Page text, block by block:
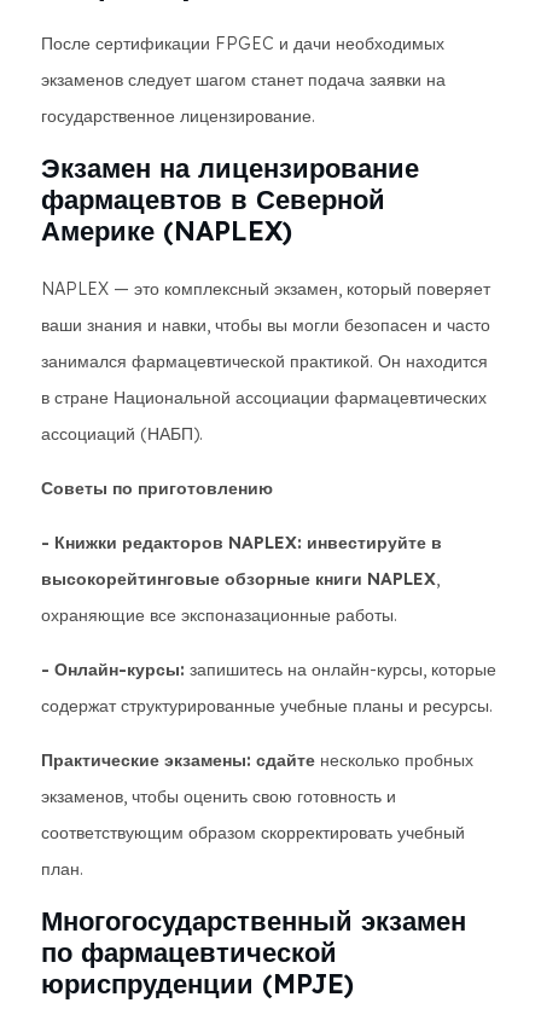
После сертификации FPGEC и дачи необходимых
экзаменов следует шагом станет подача заявки на
государственное лицензирование.
Экзамен на лицензирование
фармацевтов в Северной
Америке (NAPLEX)
NAPLEX — это комплексный экзамен, который поверяет
ваши знания и навки, чтобы вы могли безопасен и часто
занимался фармацевтической практикой. Он находится
в стране Национальной ассоциации фармацевтических
ассоциаций (НАБП).
Советы по приготовлению
- Книжки редакторов NAPLEX: инвестируйте в
высокорейтинговые обзорные книги NAPLEX,
охраняющие все экспоназационные работы.
- Онлайн-курсы: запишитесь на онлайн-курсы, которые
содержат структурированные учебные планы и ресурсы.
Практические экзамены: сдайте несколько пробных
экзаменов, чтобы оценить свою готовность и
соответствующим образом скорректировать учебный
план.
Многогосударственный экзамен
по фармацевтической
юриспруденции (MPJE)